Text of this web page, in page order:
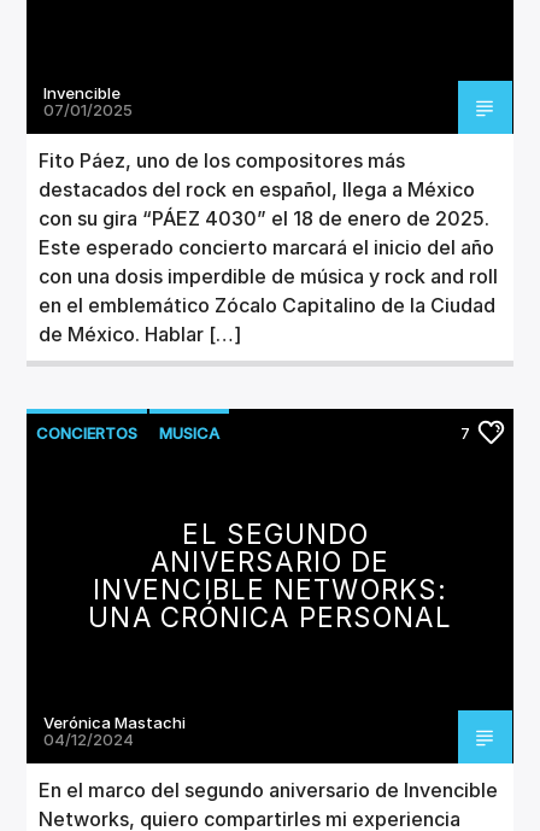
Invencible
07/01/2025
Fito Páez, uno de los compositores más
destacados del rock en español, llega a México
con su gira “PÁEZ 4030” el 18 de enero de 2025.
Este esperado concierto marcará el inicio del año
con una dosis imperdible de música y rock and roll
en el emblemático Zócalo Capitalino de la Ciudad
de México. Hablar […]
CONCIERTOS MUSICA 7
EL SEGUNDO
ANIVERSARIO DE
INVENCIBLE NETWORKS:
UNA CRÓNICA PERSONAL
Verónica Mastachi
04/12/2024
En el marco del segundo aniversario de Invencible
Networks, quiero compartirles mi experiencia